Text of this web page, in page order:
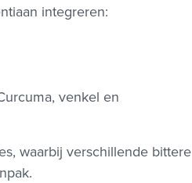
integreren:
venkel en
waarbij verschillende bittere